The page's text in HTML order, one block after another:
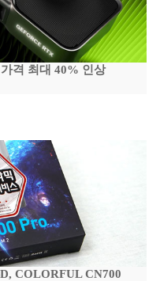
격 최대 40% 인상
COLORFUL CN700